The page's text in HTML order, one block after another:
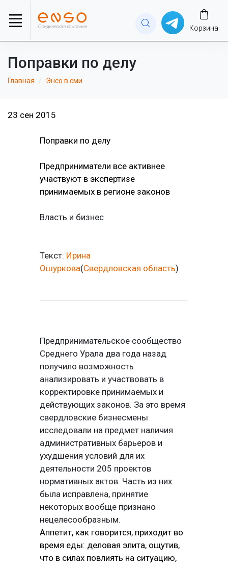
Корзина
Поправки по делу
Главная Энсо в сми
23 сен 2015
Поправки по делу
Предприниматели все активнее
участвуют в экспертизе
принимаемых в регионе законов
Власть и бизнес
Текст: Ирина
Ошуркова(Свердловская область)
Предпринимательское сообщество
Среднего Урала два года назад
получило возможность
анализировать и участвовать в
корректировке принимаемых и
действующих законов. За это время
свердловские бизнесмены
исследовали на предмет наличия
административных барьеров и
ухудшения условий для их
деятельности 205 проектов
нормативных актов. Часть из них
была исправлена, принятие
некоторых вообще признано
нецелесообразным.
Аппетит, как говорится, приходит во
время еды: деловая элита, ощутив,
что в силах повлиять на ситуацию,